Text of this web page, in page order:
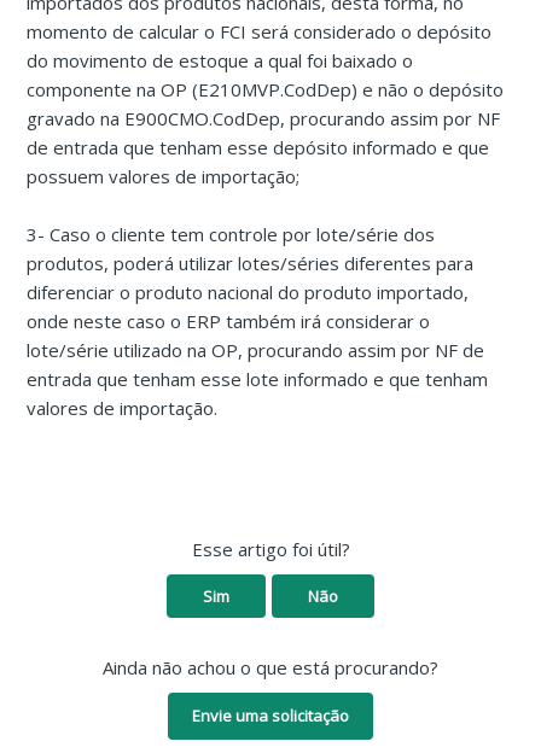
momento de calcular o FCI será considerado o depósito
do movimento de estoque a qual foi baixado o
componente na OP (E210MVP.CodDep) e não o depósito
gravado na E900CMO.CodDep, procurando assim por NF
de entrada que tenham esse depósito informado e que
possuem valores de importação;
3- Caso o cliente tem controle por lote/série dos
produtos, poderá utilizar lotes/séries diferentes para
diferenciar o produto nacional do produto importado,
onde neste caso o ERP também irá considerar o
lote/série utilizado na OP, procurando assim por NF de
entrada que tenham esse lote informado e que tenham
valores de importação.
Esse artigo foi útil?
Sim Não
Ainda não achou o que está procurando?
Envie uma solicitação